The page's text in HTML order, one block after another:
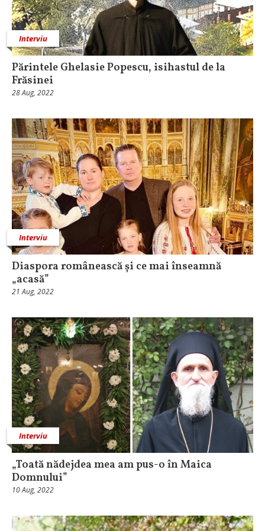
Interviu
Părintele Ghelasie Popescu, isihastul de la
Frăsinei
28 Aug, 2022
Interviu
Diaspora românească și ce mai înseamnă
„acasă”
21 Aug, 2022
Interviu
„Toată nădejdea mea am pus-o în Maica
Domnului”
10 Aug, 2022